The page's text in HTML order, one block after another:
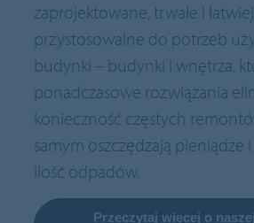
zaprojektowane, trwałe i łatwiej
przystosowalne do potrzeb
budynki – budynki i wnętrza,
ponadczasowe rozwiązania
konieczność częstych
samym oszczędzają pieniądze
ilość odpadów.
Przeczytaj więcej o